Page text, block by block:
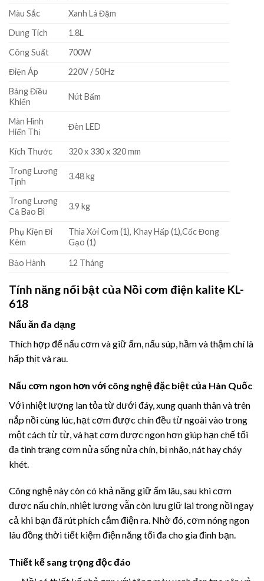
Màu Sắc
Xanh Lá Đậm
Dung Tích
1.8L
Công Suất
700W
Điện Áp
220V / 50Hz
Bảng Điều
Khiển
Nút Bấm
Màn Hình
Hiển Thị
Đèn LED
Kích Thước
320 x 330 x 320 mm
Trọng Lượng
Tịnh
3.48 kg
Trọng Lượng
Cả Bao Bì
3.9 kg
Phụ Kiện Đi
Kèm
Thìa Xới Cơm (1), Khay Hấp (1),Cốc Đong
Gạo (1)
Bảo Hành 12 Tháng
Tính năng nổi bật của Nồi cơm điện kalite KL-
618
Nấu ăn đa dạng
Thích hợp để nấu cơm và giữ ấm, nấu súp, hầm và thậm chí là
hấp thịt và rau.
Nấu cơm ngon hơn với công nghệ đặc biệt của Hàn Quốc
Với nhiệt lượng lan tỏa từ dưới đáy, xung quanh thân và trên
nắp nồi cùng lúc, hạt cơm được chín đều từ ngoài vào trong
một cách từ từ, và hạt cơm được ngon hơn giúp hạn chế tối
đa tình trạng cơm nửa sống nửa chín, bị nhão, nát hay cháy
khét.
Công nghệ này còn có khả năng giữ ấm lâu, sau khi cơm
được nấu chín, nhiệt lượng vẫn còn lưu giữ lại trong nồi ngay
cả khi bạn đã rút phích cắm điện ra. Nhờ đó, cơm nóng ngon
lâu đồng thời tiết kiệm điện năng tối đa cho gia đình bạn.
Thiết kế sang trọng độc đáo